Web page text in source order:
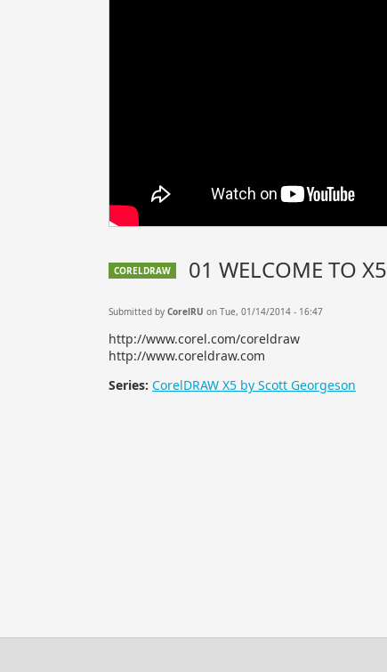
CORELDRAW 01 WELCOME TO X5
Submitted by CorelRU on Tue, 01/14/2014 - 16:47
http://www.corel.com/coreldraw
http://www.coreldraw.com
Series: CorelDRAW X5 by Scott Georgeson